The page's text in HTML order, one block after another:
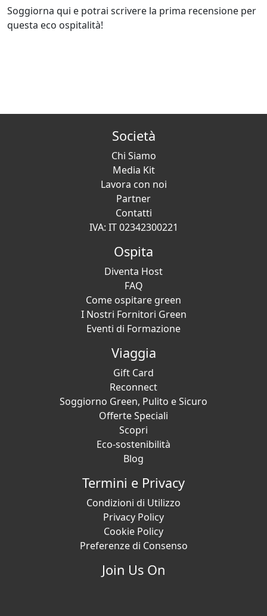
Soggiorna qui e potrai scrivere la prima recensione per
questa eco ospitalità!
Società
Chi Siamo
Media Kit
Lavora con noi
Partner
Contatti
IVA: IT 02342300221
Ospita
Diventa Host
FAQ
Come ospitare green
I Nostri Fornitori Green
Eventi di Formazione
Viaggia
Gift Card
Reconnect
Soggiorno Green, Pulito e Sicuro
Offerte Speciali
Scopri
Eco-sostenibilità
Blog
Termini e Privacy
Condizioni di Utilizzo
Privacy Policy
Cookie Policy
Preferenze di Consenso
Join Us On